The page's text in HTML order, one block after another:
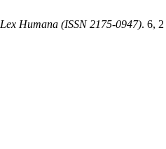
Lex Humana (ISSN 2175-0947). 6,